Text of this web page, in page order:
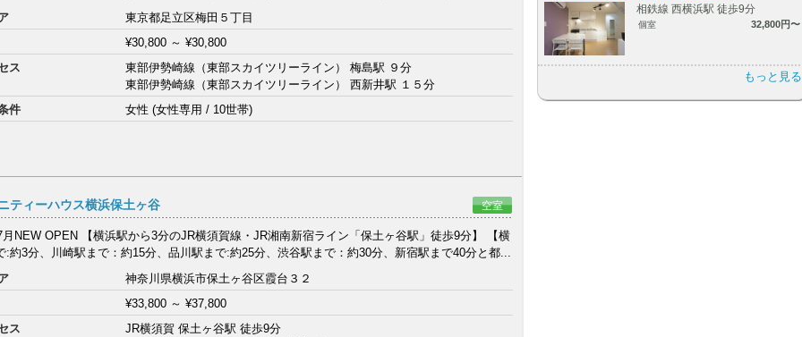
東京都足立区梅田５丁目
¥30,800 ～¥30,800
ス
東部伊勢崎線（東部スカイツリーライン） 梅島駅 ９分
東部伊勢崎線（東部スカイツリーライン） 西新井駅 １５分
件
女性 (女性専用 / 10世帯)
ティーハウス横浜保土ヶ谷 空室
月NEW OPEN 【横浜駅から3分のJR横須賀線・JR湘南新宿ライン「保土ヶ谷駅」徒歩9分】 【横
:約3分、川崎駅まで：約15分、品川駅まで:約25分、渋谷駅まで：約30分、新宿駅まで40分と都...
神奈川県横浜市保土ヶ谷区霞台３２
¥33,800 ～¥37,800
ス
JR横須賀 保土ヶ谷駅 徒歩9分
相鉄線 西横浜駅 徒歩9分
個室 32,800円〜
もっと見る